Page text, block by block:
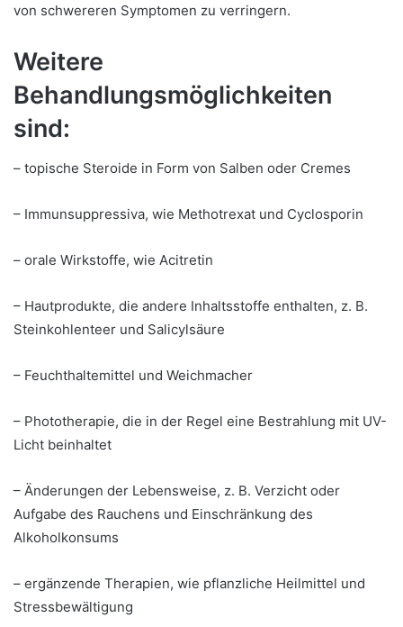
von schwereren Symptomen zu verringern.
Weitere
Behandlungsmöglichkeiten
sind:
– topische Steroide in Form von Salben oder Cremes
– Immunsuppressiva, wie Methotrexat und Cyclosporin
– orale Wirkstoffe, wie Acitretin
– Hautprodukte, die andere Inhaltsstoffe enthalten, z. B.
Steinkohlenteer und Salicylsäure
– Feuchthaltemittel und Weichmacher
– Phototherapie, die in der Regel eine Bestrahlung mit UV-
Licht beinhaltet
– Änderungen der Lebensweise, z. B. Verzicht oder
Aufgabe des Rauchens und Einschränkung des
Alkoholkonsums
– ergänzende Therapien, wie pflanzliche Heilmittel und
Stressbewältigung